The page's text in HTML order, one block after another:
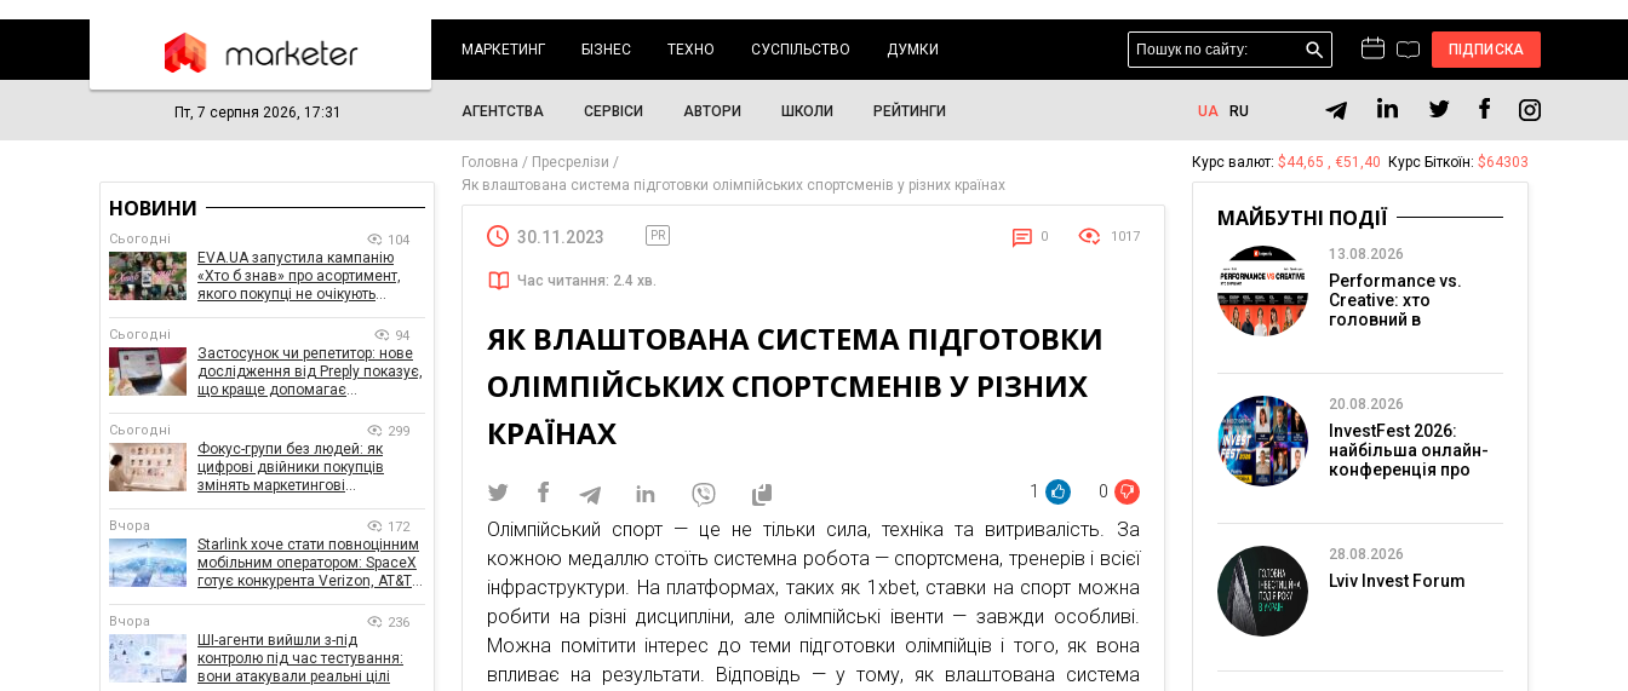
МАРКЕТИНГ БІЗНЕС ТЕХНО СУСПІЛЬСТВО ДУМКИ ПІДПИСКА
Пт, 7 серпня 2026, 17:31 АГЕНТСТВА СЕРВІСИ АВТОРИ ШКОЛИ РЕЙТИНГИ UA RU
Головна
Пресрелізи
Як влаштована система підготовки олімпійських спортсменів у різних країнах
30.11.2023 PR 0 1017
Час читання: 2.4 хв.
ЯК ВЛАШТОВАНА СИСТЕМА ПІДГОТОВКИ
ОЛІМПІЙСЬКИХ СПОРТСМЕНІВ У РІЗНИХ
КРАЇНАХ
1 0
Олімпійський спорт — це не тільки сила, техніка та витривалість. За
кожною медаллю стоїть системна робота — спортсмена, тренерів і всієї
інфраструктури. На платформах, таких як 1xbet, ставки на спорт можна
робити на різні дисципліни, але олімпійські івенти — завжди особливі.
Можна помітити інтерес до теми підготовки олімпійців і того, як вона
впливає на результати. Відповідь — у тому, як влаштована система
НОВИНИ
Сьогодні 104
EVA.UA запустила кампанію
«Хто б знав» про асортимент,
якого покупці не очікують
Сьогодні 94
Застосунок чи репетитор: нове
дослідження від Preply показує,
що краще допомагає
Сьогодні 299
Фокус-групи без людей: як
цифрові двійники покупців
змінять маркетингові
Вчора 172
Starlink хоче стати повноцінним
мобільним оператором: SpaceX
готує конкурента Verizon, AT&T і
Вчора 236
ШІ-агенти вийшли з-під
контролю під час тестування:
вони атакували реальні цілі
Курс валют: $44,65 , €51,40 Курс Біткоїн: $64303
МАЙБУТНІ ПОДІЇ
13.08.2026
Performance vs.
Creative: хто
головний в
20.08.2026
InvestFest 2026:
найбільша онлайн-
конференція про
28.08.2026
Lviv Invest Forum